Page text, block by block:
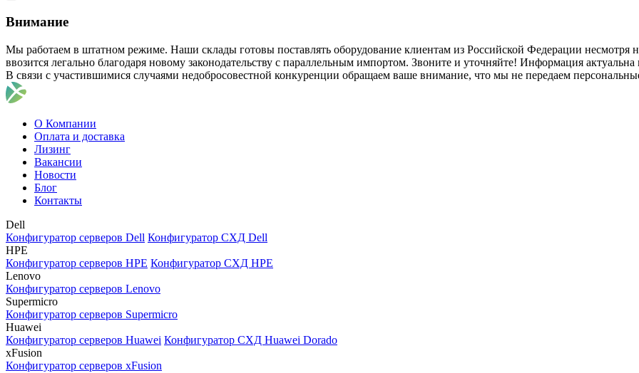
Внимание
Мы работаем в штатном режиме. Наши склады готовы поставлять оборудование клиентам из Российской Федерации
ввозится легально благодаря новому законодательству с параллельным импортом. Звоните и уточняйте! Информация актуальна
В связи с участившимися случаями недобросовестной конкуренции обращаем ваше внимание, что мы не передаем
О Компании
Оплата и доставка
Лизинг
Вакансии
Новости
Блог
Контакты
Dell
Конфигуратор серверов Dell Конфигуратор СХД Dell
HPE
Конфигуратор серверов HPE Конфигуратор СХД HPE
Lenovo
Конфигуратор серверов Lenovo
Supermicro
Конфигуратор серверов Supermicro
Huawei
Конфигуратор серверов Huawei Конфигуратор СХД Huawei Dorado
xFusion
Конфигуратор серверов xFusion